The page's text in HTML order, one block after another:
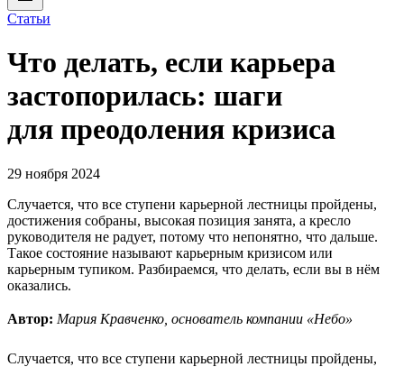
Статьи
Что делать, если карьера
застопорилась: шаги
для преодоления кризиса
29 ноября 2024
Случается, что все ступени карьерной лестницы пройдены,
достижения собраны, высокая позиция занята, а кресло
руководителя не радует, потому что непонятно, что дальше.
Такое состояние называют карьерным кризисом или
карьерным тупиком. Разбираемся, что делать, если вы в нём
оказались.
Автор: Мария Кравченко, основатель компании «Небо»
Случается, что все ступени карьерной лестницы пройдены,